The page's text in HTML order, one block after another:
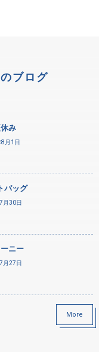
ブログ
み
月1日
バッグ
月30日
ーニー
月27日
More